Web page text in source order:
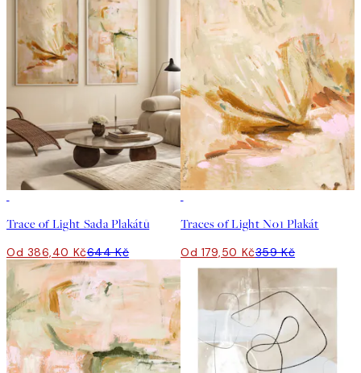
Trace of Light Sada Plakátů
Od 386,40 Kč644 Kč
Traces of Light No1 Plakát
Od 179,50 Kč359 Kč